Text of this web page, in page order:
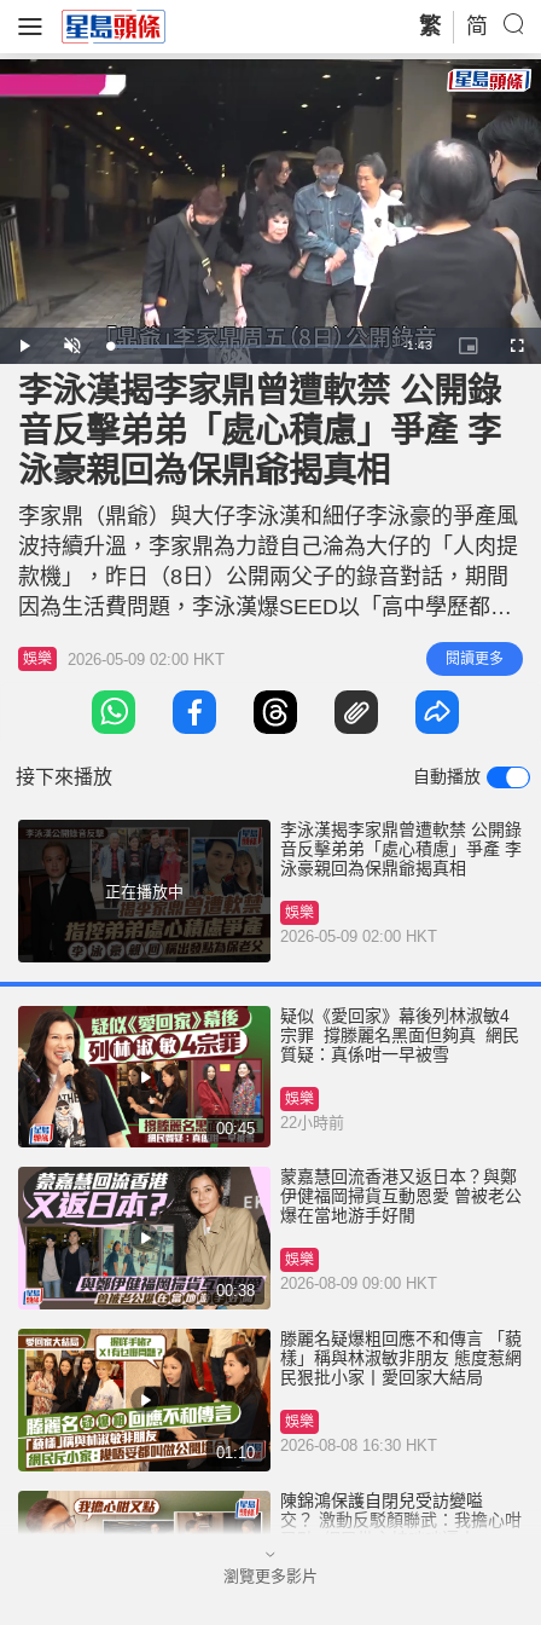
繁 简
P
l
a
y
U
n
m
u
t
e
L
o
a
d
e
d
:
2
6
.
5
R
e
m
n
i
n
-1:43
P
i
c
t
u
e
-
c
t
e
F
u
李泳漢揭李家鼎曾遭軟禁 公開錄
音反擊弟弟「處心積慮」爭產 李
泳豪親回為保鼎爺揭真相
李家鼎（鼎爺）與大仔李泳漢和細仔李泳豪的爭產風
波持續升溫，李家鼎為力證自己淪為大仔的「人肉提
款機」，昨日（8日）公開兩父子的錄音對話，期間
因為生活費問題，李泳漢爆SEED以「高中學歷都
冇」為由理直氣壯繼續做無業漢，其後李泳豪接受
《星島頭條》獨家訪問，他表示已全面接管父親事
務，保障其財產以安享晚年，目前爸爸已沒有再提供
金錢給哥哥，他認為父親「做得啱」：「應該要養返
娛樂 2026-05-09 02:00 HKT 閱讀更多
接下來播放 自動播放
正在播放中
李泳漢揭李家鼎曾遭軟禁 公開錄
音反擊弟弟「處心積慮」爭產 李
泳豪親回為保鼎爺揭真相
娛樂
2026-05-09 02:00 HKT
00:45
疑似《愛回家》幕後列林淑敏4
宗罪 撐滕麗名黑面但夠真 網民
質疑：真係咁一早被雪
娛樂
22小時前
00:38
蒙嘉慧回流香港又返日本？與鄭
伊健福岡掃貨互動恩愛 曾被老公
爆在當地游手好閒
娛樂
2026-08-09 09:00 HKT
01:10
滕麗名疑爆粗回應不和傳言 「藐
樣」稱與林淑敏非朋友 態度惹網
民狠批小家丨愛回家大結局
娛樂
2026-08-08 16:30 HKT
陳錦鴻保護自閉兒受訪變嗌
交？ 激動反駁顏聯武：我擔心咁
娛樂
瀏覽更多影片